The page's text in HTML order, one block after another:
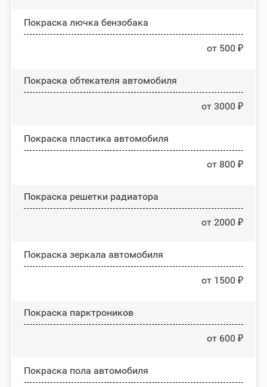
Покраска лючка бензобака
от 500 ₽
Покраска обтекателя автомобиля
от 3000 ₽
Покраска пластика автомобиля
от 800 ₽
Покраска решетки радиатора
от 2000 ₽
Покраска зеркала автомобиля
от 1500 ₽
Покраска парктроников
от 600 ₽
Покраска пола автомобиля